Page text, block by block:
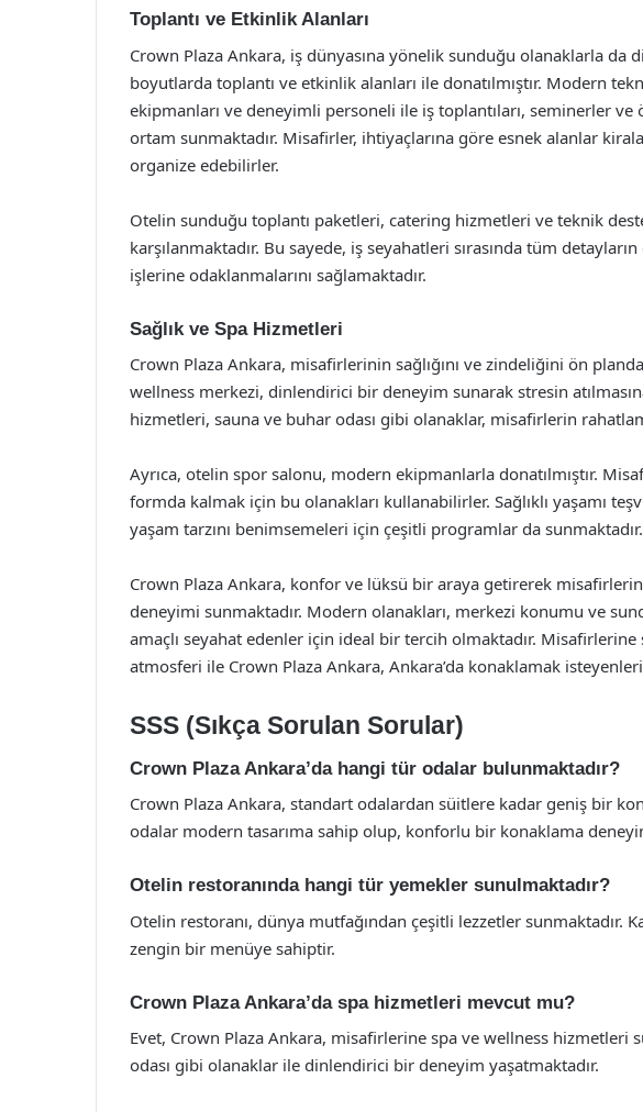
Toplantı ve Etkinlik Alanları
Crown Plaza Ankara, iş dünyasına yönelik sunduğu olanaklarla da
boyutlarda toplantı ve etkinlik alanları ile donatılmıştır. Modern
ekipmanları ve deneyimli personeli ile iş toplantıları, seminerler
ortam sunmaktadır. Misafirler, ihtiyaçlarına göre esnek alanlar
organize edebilirler.
Otelin sunduğu toplantı paketleri, catering hizmetleri ve teknik
karşılanmaktadır. Bu sayede, iş seyahatleri sırasında tüm
işlerine odaklanmalarını sağlamaktadır.
Sağlık ve Spa Hizmetleri
Crown Plaza Ankara, misafirlerinin sağlığını ve zindeliğini ön
wellness merkezi, dinlendirici bir deneyim sunarak stresin
hizmetleri, sauna ve buhar odası gibi olanaklar, misafirlerin
Ayrıca, otelin spor salonu, modern ekipmanlarla donatılmıştır.
formda kalmak için bu olanakları kullanabilirler. Sağlıklı yaşamı
yaşam tarzını benimsemeleri için çeşitli programlar da sunmaktadır.
Crown Plaza Ankara, konfor ve lüksü bir araya getirerek
deneyimi sunmaktadır. Modern olanakları, merkezi konumu ve
amaçlı seyahat edenler için ideal bir tercih olmaktadır.
atmosferi ile Crown Plaza Ankara, Ankara’da konaklamak
SSS (Sıkça Sorulan Sorular)
Crown Plaza Ankara’da hangi tür odalar bulunmaktadır?
Crown Plaza Ankara, standart odalardan süitlere kadar geniş bir
odalar modern tasarıma sahip olup, konforlu bir konaklama
Otelin restoranında hangi tür yemekler sunulmaktadır?
Otelin restoranı, dünya mutfağından çeşitli lezzetler sunmaktadır.
zengin bir menüye sahiptir.
Crown Plaza Ankara’da spa hizmetleri mevcut mu?
Evet, Crown Plaza Ankara, misafirlerine spa ve wellness hizmetleri
odası gibi olanaklar ile dinlendirici bir deneyim yaşatmaktadır.